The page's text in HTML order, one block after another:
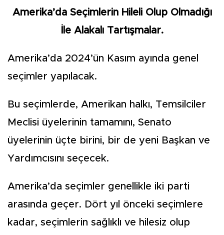
Amerika’da Seçimlerin Hileli Olup Olmadığı
İle Alakalı Tartışmalar.
Amerika’da 2024’ün Kasım ayında genel
seçimler yapılacak.
Bu seçimlerde, Amerikan halkı, Temsilciler
Meclisi üyelerinin tamamını, Senato
üyelerinin üçte birini, bir de yeni Başkan ve
Yardımcısını seçecek.
Amerika’da seçimler genellikle iki parti
arasında geçer. Dört yıl önceki seçimlere
kadar, seçimlerin sağlıklı ve hilesiz olup